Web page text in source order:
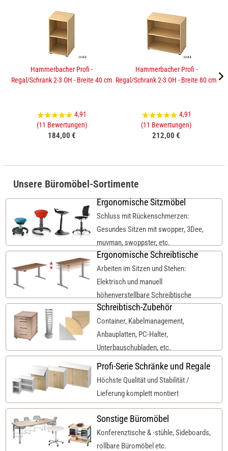
Hammerbacher Profi -
Regal/Schrank 2-3 OH - Breite 40 cm
4,91
(11 Bewertungen)
184,00 €
Hammerbacher Profi -
Regal/Schrank 2-3 OH - Breite 80 cm
4,91
(11 Bewertungen)
212,00 €
Unsere Büromöbel-Sortimente
Ergonomische Sitzmöbel
Schluss mit Rückenschmerzen:
Gesundes Sitzen mit swopper, 3Dee,
muvman, swoppster, etc.
Ergonomische Schreibtische
Arbeiten im Sitzen und Stehen:
Elektrisch und manuell
höhenverstellbare Schreibtische
Schreibtisch-Zubehör
Container, Kabelmanagement,
Anbauplatten, PC-Halter,
Unterbauschubladen, etc.
Profi-Serie Schränke und Regale
Höchste Qualität und Stabilität /
Lieferung komplett montiert
Sonstige Büromöbel
Konferenztische & -stühle, Sideboards,
rollbare Büromöbel etc.